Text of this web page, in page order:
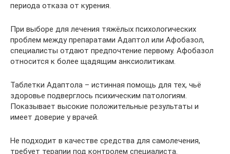
периода отказа от курения.
При выборе для лечения тяжёлых психологических
проблем между препаратами Адаптол или Афобазол,
специалисты отдают предпочтение первому. Афобазол
относится к более щадящим анксиолитикам.
Таблетки Адаптола – истинная помощь для тех, чьё
здоровье подверглось психическим патологиям.
Показывает высокие положительные результаты и
имеет доверие у врачей.
Не подходит в качестве средства для самолечения,
требует терапии под контролем специалиста.